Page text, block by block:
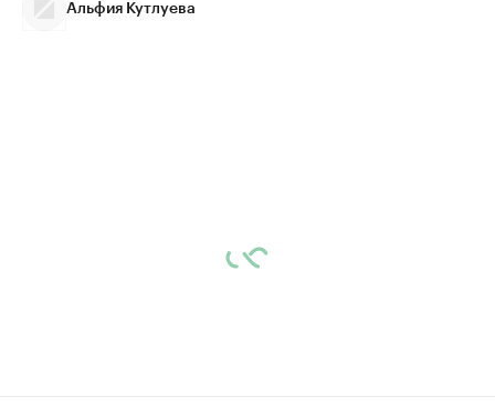
Альфия Кутлуева